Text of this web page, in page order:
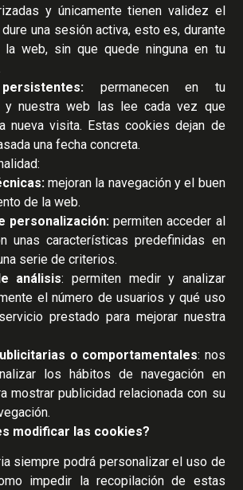
y únicamente tienen validez el
una sesión activa, esto es, durante
web, sin que quede ninguna en tu
permanecen en tu
y nuestra web las lee cada vez que
nueva visita. Estas cookies dejan de
una fecha concreta.
mejoran la navegación y el buen
de la web.
personalización:permiten acceder al
unas características predefinidas en
serie de criterios.
análisis: permiten medir y analizar
el número de usuarios y qué uso
prestado para mejorar nuestra
o comportamentales: nos
los hábitos de navegación en
mostrar publicidad relacionada con su
modificar las cookies?
siempre podrá personalizar el uso de
impedir la recopilación de estas